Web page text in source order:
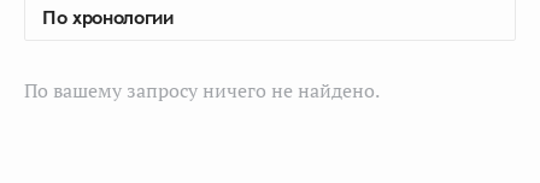
По вашему запросу ничего не найдено.